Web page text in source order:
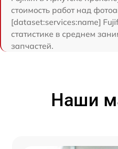
стоимость работ над
[dataset:services:name]
статистике в среднем
запчастей.
Наши